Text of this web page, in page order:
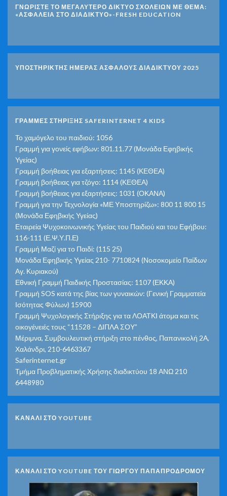
ΓΝΩΡΊΣΤΕ ΤΟ ΜΕΓΑΛΎΤΕΡΟ ΔΊΚΤΥΟ ΣΧΟΛΕΊΩΝ ΜΕ ΘΈΜΑ:
«ΑΣΦΆΛΕΙΑ ΣΤΟ ΔΙΑΔΊΚΤΥΟ»-FRESH EDUCATION
ΥΠΟΣΤΗΡΙΚΤΗΣ ΗΜΕΡΑΣ ΑΣΦΑΛΟΥΣ ΔΙΑΔΙΚΤΥΟΥ 2025
ΓΡΑΜΜΕΣ ΣΤΗΡΙΞΗΣ SAFERINTERNET 4 KIDS
Το χαμόγελο του παιδιού: 1056
Γραμμή για γονείς εφήβων: 801.11.77 (Μονάδα Εφηβικής
Υγείας)
Γραμμή βοήθειας για εξαρτήσεις: 1145 (ΚΕΘΕΑ)
Γραμμή βοήθειας για τζόγο: 1114 (ΚΕΘΕΑ)
Γραμμή βοήθειας για εξαρτήσεις: 1031 (ΟΚΑΝΑ)
Γραμμή για την Τεχνολογία «ΜΕ Υποστηρίζω»: 800 11 800 15
(Μονάδα Εφηβικής Υγείας)
Εταιρεία Ψυχοκοινωνικής Υγείας του Παιδιού και του Εφήβου:
116-111 (Ε.Ψ.Υ.Π.Ε)
Γραμμή Μαζί για το Παιδί: (115 25)
Μονάδα Εφηβικής Υγείας 210- 7710824 (Νοσοκομείο Παίδων
Αγ. Κυριακού)
Εθνική Γραμμή Παιδικής Προστασίας: 1107 (ΕΚΚΑ)
Γραμμή SOS κατά της βίας των γυναικών: (Γενική Γραμματεία
Ισότητας Φύλων) 15900
Γραμμή Ψυχολογικής Στήριξης για τα ΛΟΑΤΚΙ άτομα και τις
οικογένειές τους “11528 – ΔΙΠΛΑ ΣΟΥ”
Μέριμνα, Συμβουλευτική στήριξη στο πένθος, Παπανικολή 2Α,
Χαλάνδρι, 210-6463367
Saferinternet.gr
Τμήμα Προβληματικής Χρήσης διαδικτύου 18 ΑΝΩ 210
6448980
ΚΑΝΑΛΙ ΣΤΟ YOUTUBE
ΚΑΝΑΛΙ ΣΤΟ YOUTUBE ΤΟΥ ΓΙΩΡΓΟΥ ΠΑΠΑΠΡΟΔΡΟΜΟΥ